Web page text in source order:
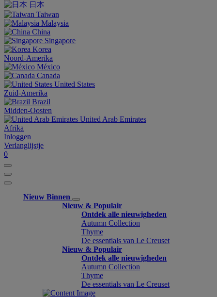
日本
Taiwan
Malaysia
China
Singapore
Korea
Noord-Amerika
México
Canada
United States
Zuid-Amerika
Brazil
Midden-Oosten
United Arab Emirates
Afrika
Inloggen
Verlanglijstje
0
Nieuw Binnen
Nieuw & Populair
Ontdek alle nieuwigheden
Autumn Collection
Thyme
De essentials van Le Creuset
Nieuw & Populair
Ontdek alle nieuwigheden
Autumn Collection
Thyme
De essentials van Le Creuset